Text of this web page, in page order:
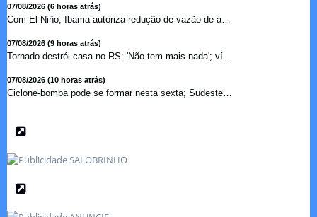
07/08/2026 (6 horas atrás)
Com El Niño, Ibama autoriza redução de vazão de água e...
07/08/2026 (9 horas atrás)
Tornado destrói casa no RS: 'Não tem mais nada'; vídeo ...
07/08/2026 (10 horas atrás)
Ciclone-bomba pode se formar nesta sexta; Sudeste terá mai...